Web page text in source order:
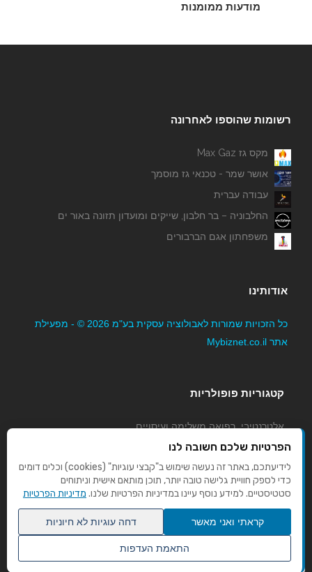
מודעות ממומנות
רשומות שהוספו לאחרונה
מקס גז Max Gaz
אושר שמר - טכנאי גז מוסמך
עבודה עברית
החלבוניה – בר חלבון, שייקים ומועדון תזונה באור ים
משפחתון אגם הברבורים
אודותינו
כל הזכויות שמורות לאבולוציה עסקית בע"מ 2026 © - מפעילת
אתר Mybiznet.co.il
קטגוריות פופולריות
אלטרנטיבי, רפואה משלימה ועיסויים
גני ילדים, משפחתונים וצהרונים
קוסמטיקה טיפוח ויופי
מורים לנהיגה
הפרטיות שלכם חשובה לנו
לידיעתכם, באתר זה נעשה שימוש ב"קבצי עוגיות" (cookies) וכלים דומים
כדי לספק חוויית גלישה טובה יותר, תוכן מותאם אישית וניתוחים
סטטיסטיים. למידע נוסף עיינו במדיניות הפרטיות שלנו. מדיניות הפרטיות
קראתי ואני מאשר דחה עוגיות לא חיוניות
התאמת העדפות
שנו העדפות פרטיות